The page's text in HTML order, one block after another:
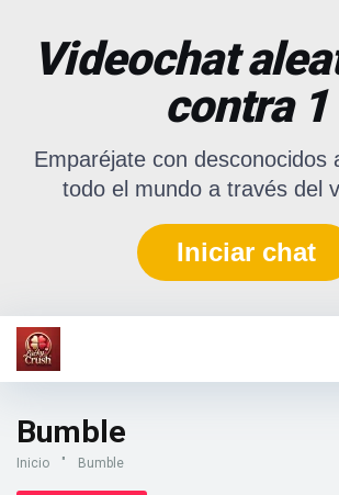
Videochat
contra 1
Emparéjate con desconocidos
todo el mundo a través del
Iniciar chat
Bumble
Inicio " Bumble